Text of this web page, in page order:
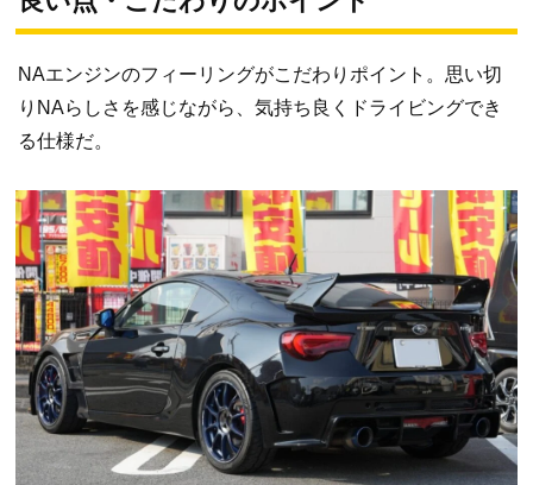
NAエンジンのフィーリングがこだわりポイント。思い切
りNAらしさを感じながら、気持ち良くドライビングでき
る仕様だ。